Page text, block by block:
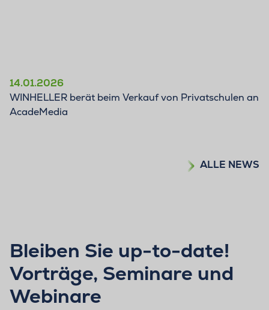
14.01.2026
WINHELLER berät beim Verkauf von Privatschulen an
AcadeMedia
ALLE NEWS
Bleiben Sie up-to-date!
Vorträge, Seminare und
Webinare